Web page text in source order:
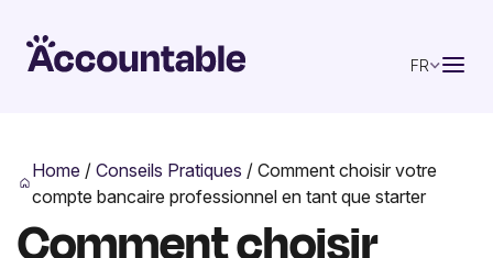
FR
Home /Conseils Pratiques /Comment choisir votre
compte bancaire professionnel en tant que starter
Comment choisir